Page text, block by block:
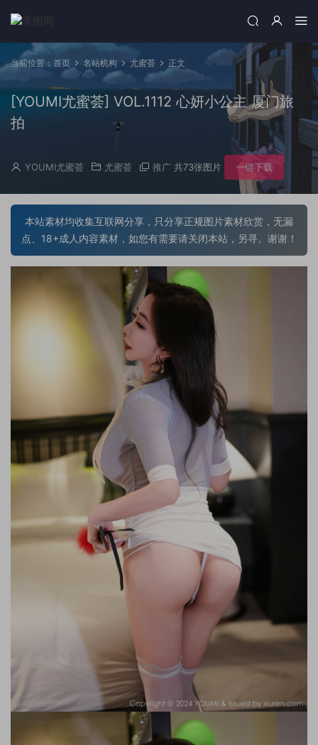
当前位置： 首页 名站机构 尤蜜荟 正文
[YOUMI尤蜜荟] VOL.1112 心妍小公主 厦门旅
拍
YOUMI尤蜜荟 尤蜜荟 推广 共73张图片 一键下载
本站素材均收集互联网分享，只分享正规图片素材欣赏，无漏
点、18+成人内容素材，如您有需要请关闭本站，另寻。谢谢！